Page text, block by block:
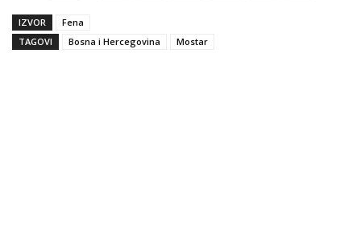
IZVOR
Fena
TAGOVI
Bosna i Hercegovina Mostar